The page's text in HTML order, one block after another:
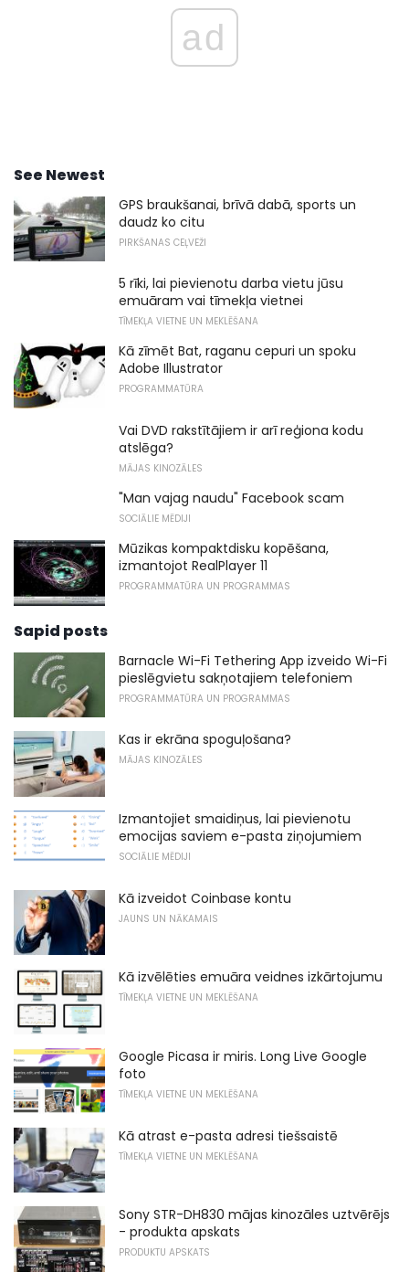
ad
See Newest
GPS braukšanai, brīvā dabā, sports un
daudz ko citu
PIRKŠANAS CEĻVEŽI
5 rīki, lai pievienotu darba vietu jūsu
emuāram vai tīmekļa vietnei
TĪMEKĻA VIETNE UN MEKLĒŠANA
Kā zīmēt Bat, raganu cepuri un spoku
Adobe Illustrator
PROGRAMMATŪRA
Vai DVD rakstītājiem ir arī reģiona kodu
atslēga?
MĀJAS KINOZĀLES
"Man vajag naudu" Facebook scam
SOCIĀLIE MĒDIJI
Mūzikas kompaktdisku kopēšana,
izmantojot RealPlayer 11
PROGRAMMATŪRA UN PROGRAMMAS
Sapid posts
Barnacle Wi-Fi Tethering App izveido Wi-Fi
pieslēgvietu sakņotajiem telefoniem
PROGRAMMATŪRA UN PROGRAMMAS
Kas ir ekrāna spoguļošana?
MĀJAS KINOZĀLES
Izmantojiet smaidiņus, lai pievienotu
emocijas saviem e-pasta ziņojumiem
SOCIĀLIE MĒDIJI
Kā izveidot Coinbase kontu
JAUNS UN NĀKAMAIS
Kā izvēlēties emuāra veidnes izkārtojumu
TĪMEKĻA VIETNE UN MEKLĒŠANA
Google Picasa ir miris. Long Live Google
foto
TĪMEKĻA VIETNE UN MEKLĒŠANA
Kā atrast e-pasta adresi tiešsaistē
TĪMEKĻA VIETNE UN MEKLĒŠANA
Sony STR-DH830 mājas kinozāles uztvērējs
- produkta apskats
PRODUKTU APSKATS